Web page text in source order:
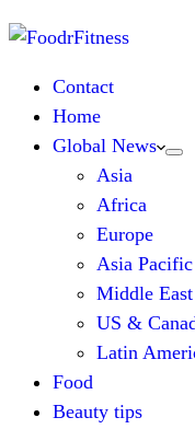
Contact
Home
Global News
Asia
Africa
Europe
Asia Pacific
Middle East
US &
Latin
Food
Beauty tips